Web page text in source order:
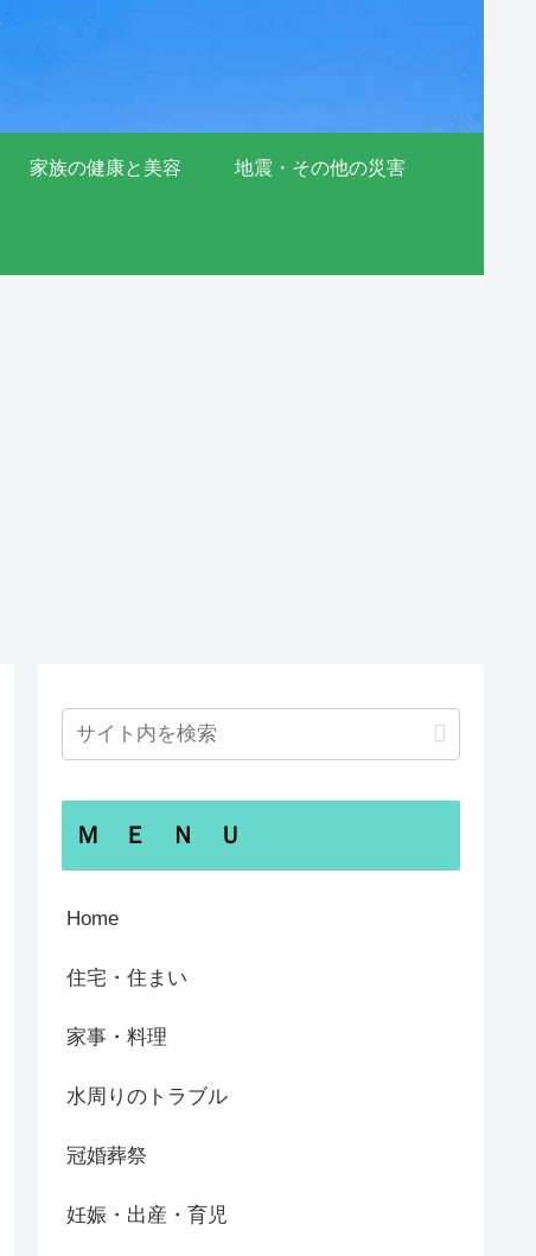
家族の健康と美容 地震・その他の災害
Ｍ Ｅ Ｎ Ｕ
Home
住宅・住まい
家事・料理
水周りのトラブル
冠婚葬祭
妊娠・出産・育児